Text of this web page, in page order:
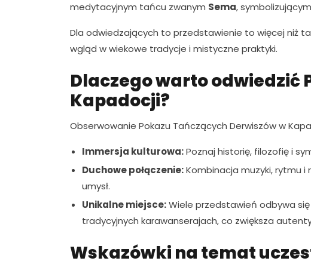
medytacyjnym tańcu zwanym Sema,
Dla odwiedzających to przedstawienie to więcej niż
wgląd w wiekowe tradycje i mistyczne praktyki.
Dlaczego warto odwiedzić
Kapadocji?
Obserwowanie Pokazu Tańczących Derwiszów w
Immersja kulturowa:Poznaj historię, filozofię i
Duchowe połączenie:Kombinacja muzyki, rytmu
umysł.
Unikalne miejsce:Wiele przedstawień odbywa
tradycyjnych karawanserajach, co zwiększa
Wskazówki na temat